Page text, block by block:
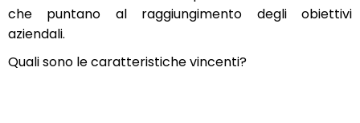
che puntano al raggiungimento degli obiettivi
aziendali.
Quali sono le caratteristiche vincenti?